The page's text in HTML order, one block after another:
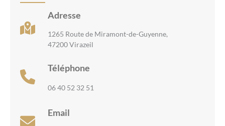
Adresse
1265 Route de Miramont-de-Guyenne,
47200 Virazeil
Téléphone
06 40 52 32 51
Email